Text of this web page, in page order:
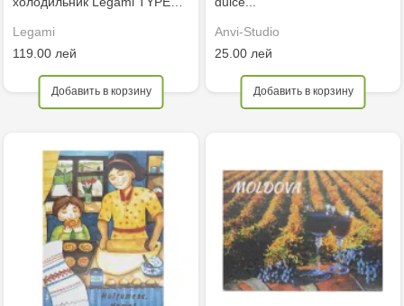
Legami
119.00 лей
Добавить в корзину
Anvi-Studio
25.00 лей
Добавить в корзину